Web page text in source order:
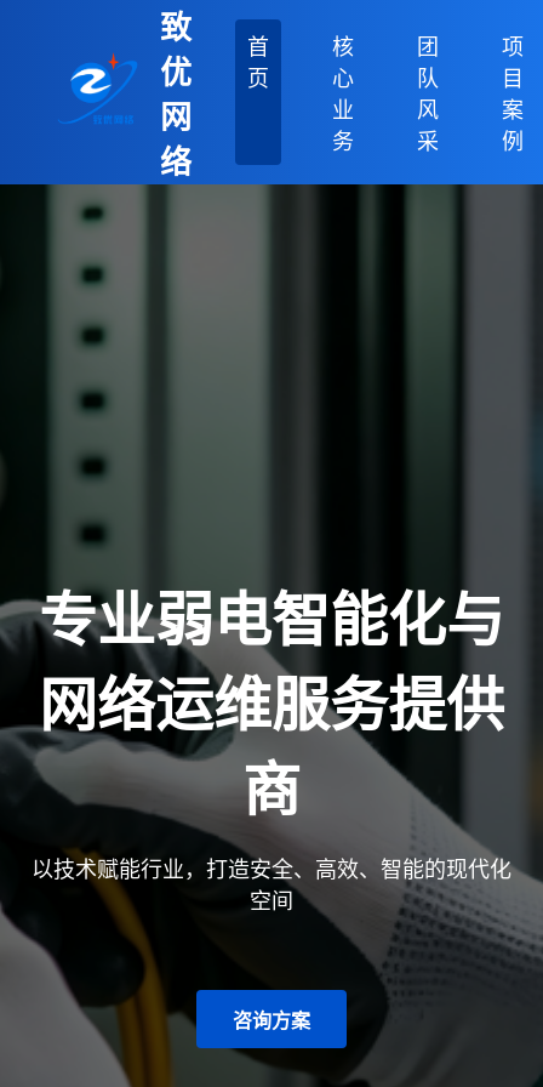
致
优
网
络
首
页
核
心
业
务
团
队
风
采
项
目
案
例
专业弱电智能化与
网络运维服务提供
商
以技术赋能行业，打造安全、高效、智能的现代化
空间
咨询方案